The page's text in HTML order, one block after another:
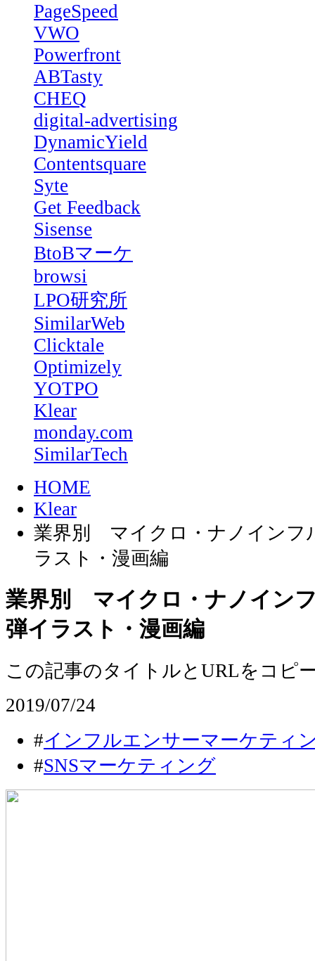
PageSpeed
VWO
Powerfront
ABTasty
CHEQ
digital-advertising
DynamicYield
Contentsquare
Syte
Get Feedback
Sisense
BtoBマーケ
browsi
LPO研究所
SimilarWeb
Clicktale
Optimizely
YOTPO
Klear
monday.com
SimilarTech
HOME
Klear
業界別 マイクロ・ナノインフ
ラスト・漫画編
業界別 マイクロ・ナノイン
弾イラスト・漫画編
この記事のタイトルとURLをコピ
2019/07/24
#インフルエンサーマーケティ
#SNSマーケティング